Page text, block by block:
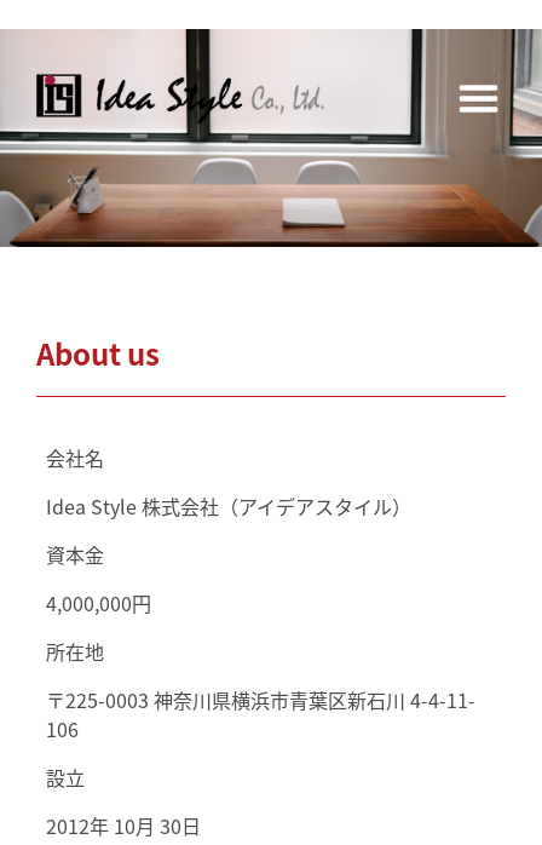
About us
会社名
Idea Style 株式会社（アイデアスタイル）
資本金
4,000,000円
所在地
〒225-0003 神奈川県横浜市青葉区新石川 4-4-11-
106
設立
2012年 10月 30日